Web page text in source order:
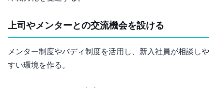
上司やメンターとの交流機会を設ける
メンター制度やバディ制度を活用し、新入社員が相談しや
すい環境を作る。